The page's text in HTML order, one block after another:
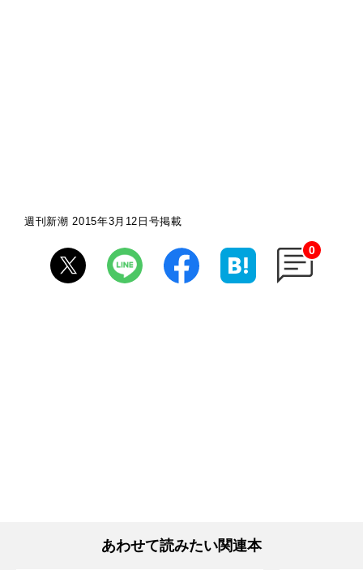
週刊新潮 2015年3月12日号掲載
0
あわせて読みたい関連本